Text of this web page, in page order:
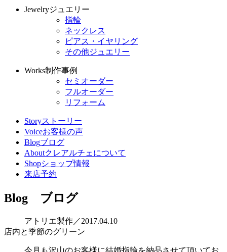
Jewelryジュエリー
指輪
ネックレス
ピアス・イヤリング
その他ジュエリー
Works制作事例
セミオーダー
フルオーダー
リフォーム
Storyストーリー
Voiceお客様の声
Blogブログ
Aboutクレアルチェについて
Shopショップ情報
来店予約
Blog ブログ
アトリエ製作／2017.04.10
店内と季節のグリーン
今月も沢山のお客様に結婚指輪を納品させて頂いてお